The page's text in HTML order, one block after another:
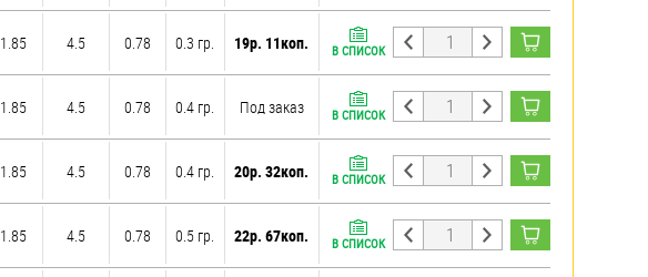
1.85 4.5 0.78 0.3 гр. 19р. 11коп. В СПИСОК
1.85 4.5 0.78 0.4 гр. Под заказ В СПИСОК
1.85 4.5 0.78 0.4 гр. 20р. 32коп. В СПИСОК
1.85 4.5 0.78 0.5 гр. 22р. 67коп. В СПИСОК